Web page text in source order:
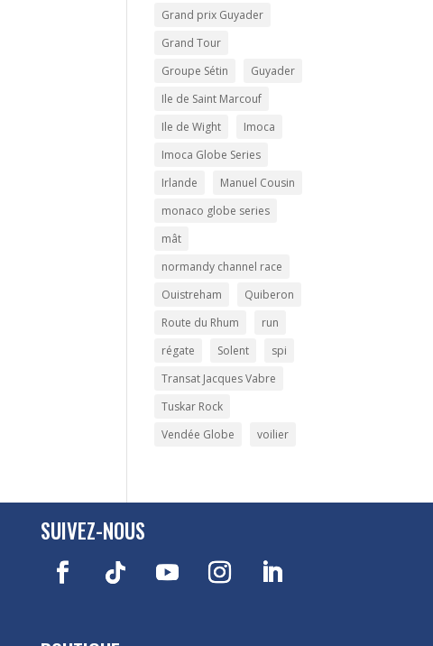
Grand prix Guyader
Grand Tour
Groupe Sétin
Guyader
Ile de Saint Marcouf
Ile de Wight
Imoca
Imoca Globe Series
Irlande
Manuel Cousin
monaco globe series
mât
normandy channel race
Ouistreham
Quiberon
Route du Rhum
run
régate
Solent
spi
Transat Jacques Vabre
Tuskar Rock
Vendée Globe
voilier
SUIVEZ-NOUS